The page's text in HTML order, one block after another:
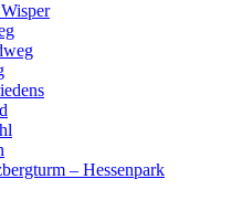
– Hessenpark